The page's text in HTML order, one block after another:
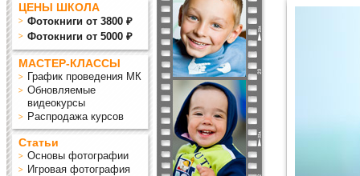
ЦЕНЫ ШКОЛА
Фотокниги от 3800 ₽
Фотокниги от 5000 ₽
МАСТЕР-КЛАССЫ
График проведения МК
Обновляемые
видеокурсы
Распродажа курсов
Статьи
Основы фотографии
Игровая фотография